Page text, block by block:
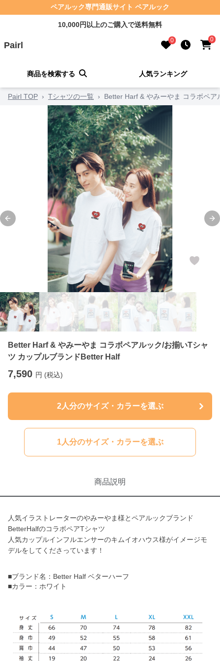
ペアルック専門通販サイト ペアルック
10,000円以上のご購入で送料無料
Pairl 0 0
商品を検索する 人気ランキング
Pairl TOP › Tシャツの一覧 › Better Harf & やみーやま コラボペ
Previous slide
Better Harf & やみーやま コラボペアルック/お揃いTシャ
ツ カップルブランドBetter Half
7,590 円 (税込)
2人分のサイズ・カラーを選ぶ
1人分のサイズ・カラーを選ぶ
商品説明
人気イラストレーターのやみーやま様とペアルックブランド
BetterHalfのコラボペアTシャツ
人気カップルインフルエンサーのキムイオハウス様がイメージモ
デルをしてくださっています！
■ブランド名：Better Half ベターハーフ
■カラー：ホワイト